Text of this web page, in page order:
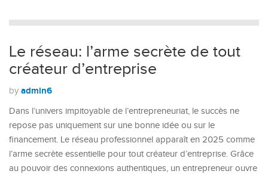
Le réseau: l’arme secrète de tout
créateur d’entreprise
by admin6
Dans l’univers impitoyable de l’entrepreneuriat, le succès ne
repose pas uniquement sur une bonne idée ou sur le
financement. Le réseau professionnel apparaît en 2025 comme
l’arme secrète essentielle pour tout créateur d’entreprise. Grâce
au pouvoir des connexions authentiques, un entrepreneur ouvre